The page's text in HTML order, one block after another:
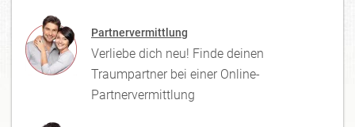
Partnervermittlung
Verliebe dich neu! Finde deinen
Traumpartner bei einer Online-
Partnervermittlung